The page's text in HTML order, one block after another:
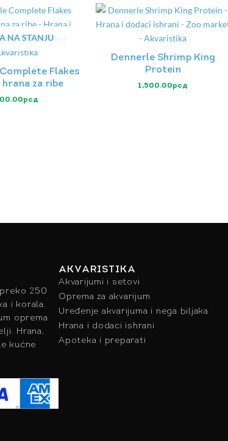
NA STANJU
Flakes
za ribe
рсд
Dennerle Shrimp King
Protein
1,500.00рсд
250
i korala.
oprema
Hrana,
kućne
AKVARISTIKA
Akvarijumi i setovi
Oprema za akvarijum
Uređenje akvarijuma i nega biljaka
Hrana i dodaci ishrani
Apoteka i preparati